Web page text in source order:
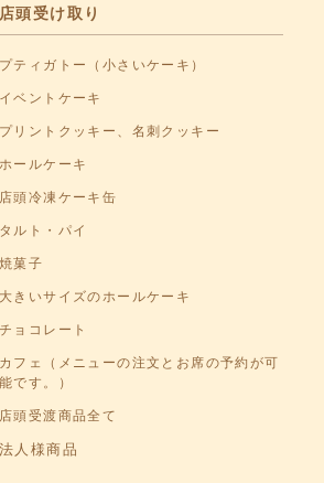
店頭受け取り
プティガトー（小さいケーキ）
イベントケーキ
プリントクッキー、名刺クッキー
ホールケーキ
店頭冷凍ケーキ缶
タルト・パイ
焼菓子
大きいサイズのホールケーキ
チョコレート
カフェ（メニューの注文とお席の予約が可
能です。）
店頭受渡商品全て
法人様商品